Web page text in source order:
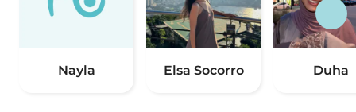
Nayla Elsa Socorro Duha